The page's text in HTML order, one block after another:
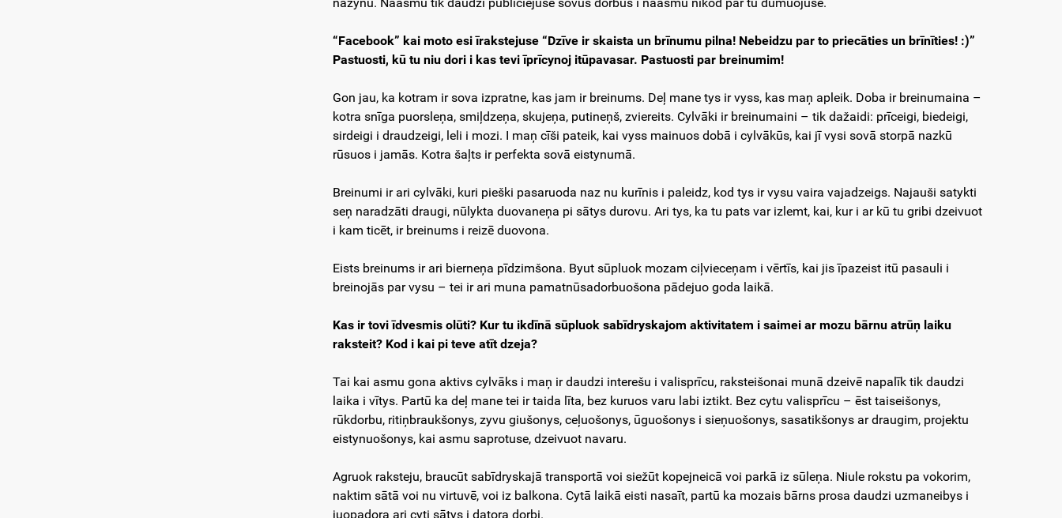
“Facebook” kai moto esi īrakstejuse “Dzīve ir skaista un brīnumu pilna! Nebeidzu par to priecāties un brīnīties! :)”
Pastuosti, kū tu niu dori i kas tevi īprīcynoj itūpavasar. Pastuosti par breinumim!
Gon jau, ka kotram ir sova izpratne, kas jam ir breinums. Deļ mane tys ir vyss, kas maņ apleik. Doba ir breinumaina –
kotra snīga puorsleņa, smiļdzeņa, skujeņa, putineņš, zviereits. Cylvāki ir breinumaini – tik dažaidi: prīceigi, biedeigi,
sirdeigi i draudzeigi, leli i mozi. I maņ cīši pateik, kai vyss mainuos dobā i cylvākūs, kai jī vysi sovā storpā nazkū
rūsuos i jamās. Kotra šaļts ir perfekta sovā eistynumā.
Breinumi ir ari cylvāki, kuri pieški pasaruoda naz nu kurīnis i paleidz, kod tys ir vysu vaira vajadzeigs. Najauši satykti
seņ naradzāti draugi, nūlykta duovaneņa pi sātys durovu. Ari tys, ka tu pats var izlemt, kai, kur i ar kū tu gribi dzeivuot
i kam ticēt, ir breinums i reizē duovona.
Eists breinums ir ari bierneņa pīdzimšona. Byut sūpluok mozam ciļvieceņam i vērtīs, kai jis īpazeist itū pasauli i
breinojās par vysu – tei ir ari muna pamatnūsadorbuošona pādejuo goda laikā.
Kas ir tovi īdvesmis olūti? Kur tu ikdīnā sūpluok sabīdryskajom aktivitatem i saimei ar mozu bārnu atrūņ laiku
raksteit? Kod i kai pi teve atīt dzeja?
Tai kai asmu gona aktivs cylvāks i maņ ir daudzi interešu i valisprīcu, raksteišonai munā dzeivē napalīk tik daudzi
laika i vītys. Partū ka deļ mane tei ir taida līta, bez kuruos varu labi iztikt. Bez cytu valisprīcu – ēst taiseišonys,
rūkdorbu, ritiņbraukšonys, zyvu giušonys, ceļuošonys, ūguošonys i sieņuošonys, sasatikšonys ar draugim, projektu
eistynuošonys, kai asmu saprotuse, dzeivuot navaru.
Agruok raksteju, braucūt sabīdryskajā transportā voi siežūt kopejneicā voi parkā iz sūleņa. Niule rokstu pa vokorim,
naktim sātā voi nu virtuvē, voi iz balkona. Cytā laikā eisti nasaīt, partū ka mozais bārns prosa daudzi uzmaneibys i
juopadora ari cyti sātys i datora dorbi.